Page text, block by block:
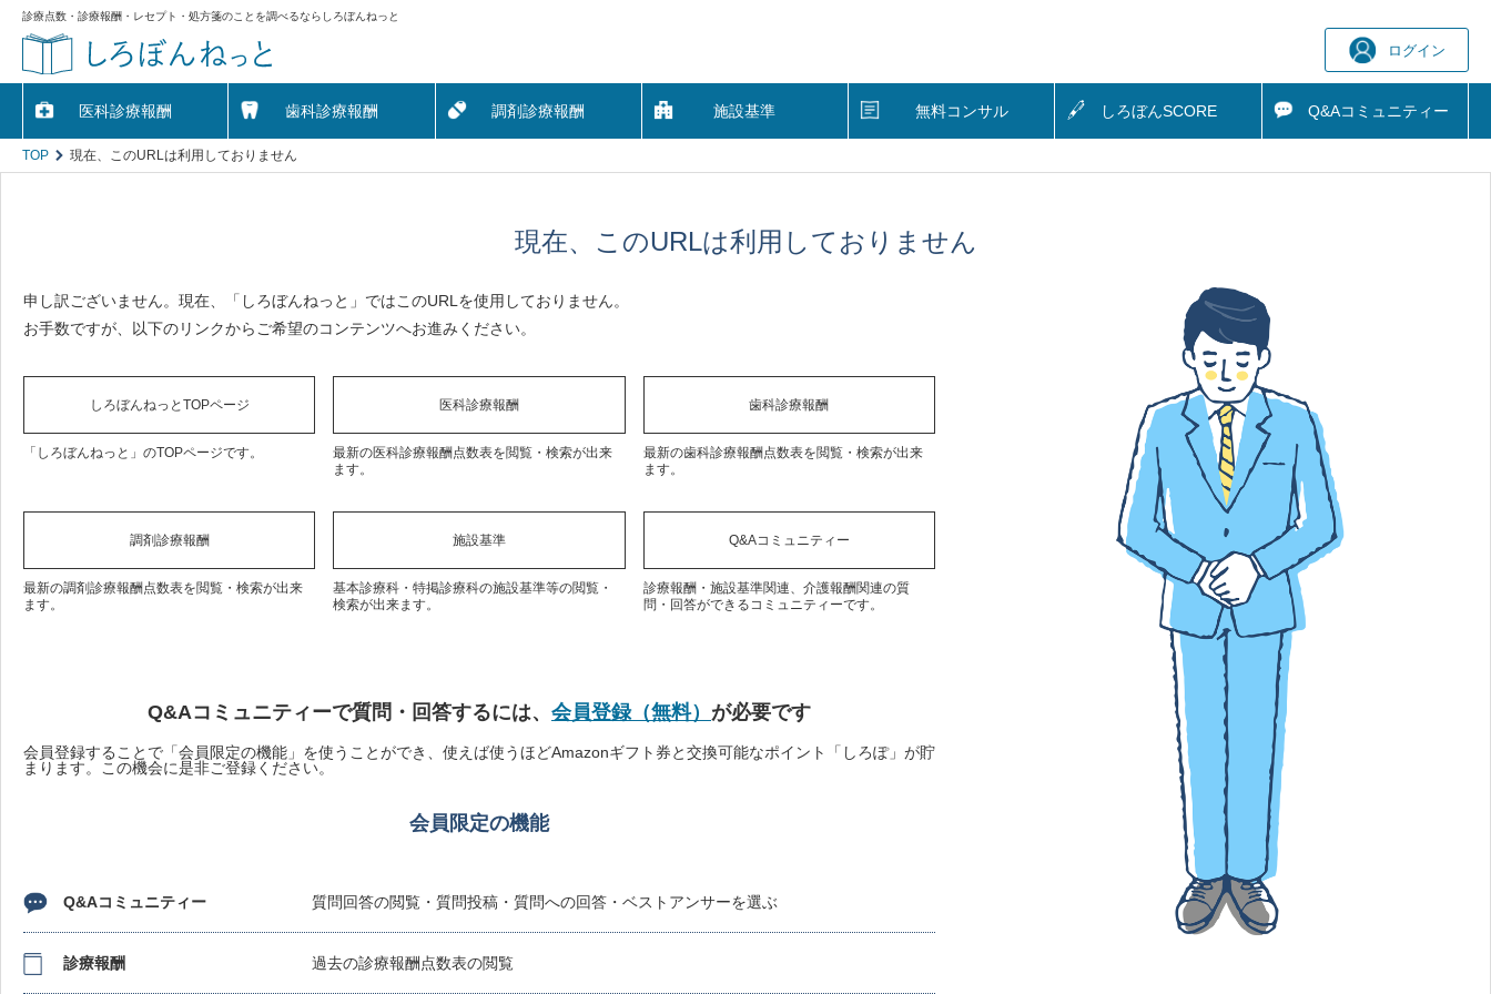
診療点数・診療報酬・レセプト・処方箋のことを調べるならしろぼんねっと
ログイン
医科診療報酬 歯科診療報酬 調剤診療報酬 施設基準 無料コンサル しろぼんSCORE Q&Aコミュニティー
TOP 現在、このURLは利用しておりません
現在、このURLは利用しておりません
申し訳ございません。現在、「しろぼんねっと」ではこのURLを使用しておりません。
お手数ですが、以下のリンクからご希望のコンテンツへお進みください。
しろぼんねっとTOPページ
「しろぼんねっと」のTOPページです。
医科診療報酬
最新の医科診療報酬点数表を閲覧・検索が出来
ます。
歯科診療報酬
最新の歯科診療報酬点数表を閲覧・検索が出来
ます。
調剤診療報酬
最新の調剤診療報酬点数表を閲覧・検索が出来
ます。
施設基準
基本診療科・特掲診療科の施設基準等の閲覧・
検索が出来ます。
Q&Aコミュニティー
診療報酬・施設基準関連、介護報酬関連の質
問・回答ができるコミュニティーです。
Q&Aコミュニティーで質問・回答するには、 会員登録（無料） が必要です
会員登録することで「会員限定の機能」を使うことができ、使えば使うほどAmazonギフト券と交換可能なポイント「しろぽ」が貯
まります。この機会に是非ご登録ください。
会員限定の機能
Q&Aコミュニティー 質問回答の閲覧・質問投稿・質問への回答・ベストアンサーを選ぶ
診療報酬 過去の診療報酬点数表の閲覧